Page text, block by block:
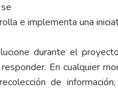
e implementa una
durante el
En cualquier
de